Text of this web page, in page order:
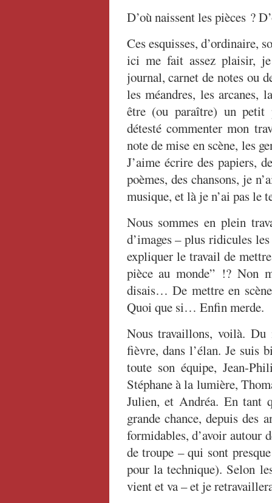
D’où naissent les pièces ?
Ces esquisses, d’ordinaire,
ici me fait assez plaisir,
journal, carnet de notes ou
les méandres, les arcanes,
être (ou paraître) un petit
détesté commenter mon
note de mise en scène, les
J’aime écrire des papiers,
poèmes, des chansons, je
musique, et là je n’ai pas le
Nous sommes en plein
d’images – plus ridicules
expliquer le travail de
pièce au monde” !? Non
disais… De mettre en
Quoi que si… Enfin merde.
Nous travaillons, voilà.
fièvre, dans l’élan. Je suis
toute son équipe, Jean-
Stéphane à la lumière,
Julien, et Andréa. En tant
grande chance, depuis des
formidables, d’avoir autour
de troupe – qui sont
pour la technique). Selon
vient et va – et je